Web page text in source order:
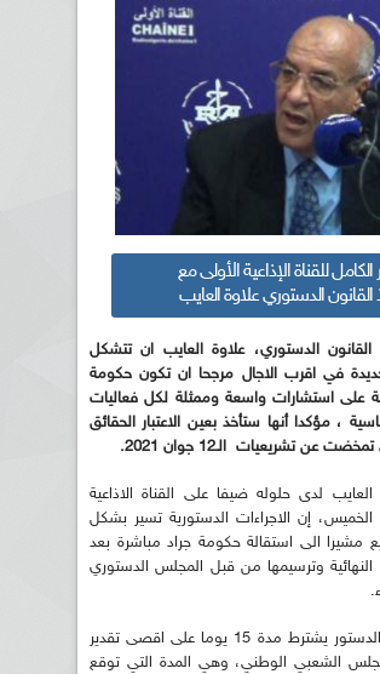
الكامل للقناة الإذاعية الأولى مع
القانون الدستوري علاوة العايب
القانون الدستوري، علاوة العايب ان تتشكل
في اقرب الاجال مرجحا ان تكون حكومة
على استشارات واسعة وممثلة لكل فعاليات
، مؤكدا أنها ستأخذ بعين الاعتبار الحقائق
عن تشريعيات الـ12 جوان 2021.
لدى حلوله ضيفا على القناة الاذاعية
الخميس، إن الاجراءات الدستورية تسير بشكل
الى استقالة حكومة جراد مباشرة بعد
النهائية وترسيمها من قبل المجلس الدستوري
وأضاف أن الدستور يشترط مدة 15 يوما على اقصى تقدير
الشعبي الوطني، وهي المدة التي توقع